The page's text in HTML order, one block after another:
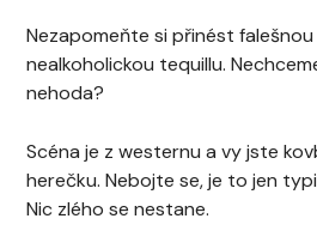
Nezapomeňte si přinést
nealkoholickou tequillu.
nehoda?
Scéna je z westernu a vy jste
herečku. Nebojte se, je to jen
Nic zlého se nestane.